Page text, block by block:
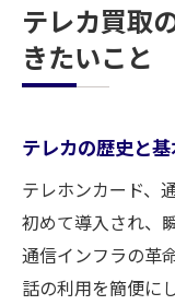
テレカ
テレカ買取で
静岡の信
口コミ
査定プ
複数の
静岡で
テレカ買取
きたいこと
テレカの歴史と
テレホンカード、
初めて導入され、
通信インフラの革
話の利用を簡便に